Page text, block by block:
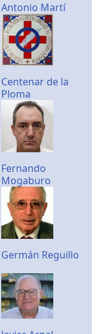
Antonio Martí
Centenar de la
Ploma
Fernando
Mogaburo
Germán Reguillo